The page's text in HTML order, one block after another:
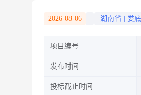
2026-08-06 湖南省 娄
项目编号
发布时间
投标截止时间